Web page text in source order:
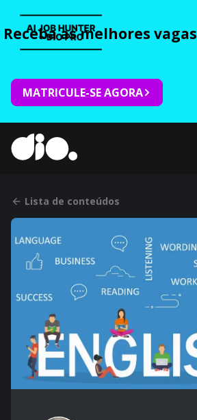
Receba as melhores
MATRICULE-SE AGORA
Lista de conteúdos